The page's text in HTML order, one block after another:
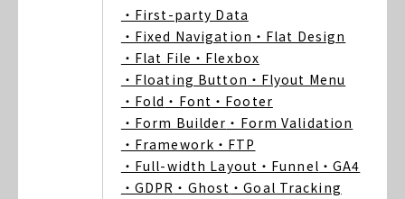
・First-party Data
・Fixed Navigation ・Flat Design
・Flat File ・Flexbox
・Floating Button ・Flyout Menu
・Fold ・Font ・Footer
・Form Builder ・Form Validation
・Framework ・FTP
・Full-width Layout ・Funnel ・GA4
・GDPR ・Ghost ・Goal Tracking